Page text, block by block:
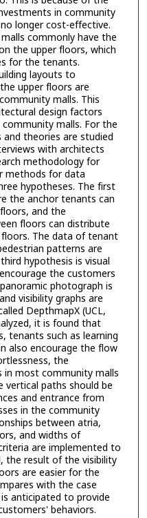
in community
longer cost-effective.
commonly have the
the upper floors, which
for the tenants.
layouts to
upper floors are
malls. This
design factors
malls. For the
theories are studied
with architects
methodology for
methods for data
hypotheses. The first
the anchor tenants can
and the
floors can distribute
The data of tenant
patterns are
hypothesis is visual
the customers
photograph is
visibility graphs are
DepthmapX (UCL,
it is found that
tenants such as learning
also encourage the flow
the
most community malls
vertical paths should be
and entrance from
in the community
between atria,
and widths of
are implemented to
the result of the visibility
are easier for the
with the case
anticipated to provide
behaviors.